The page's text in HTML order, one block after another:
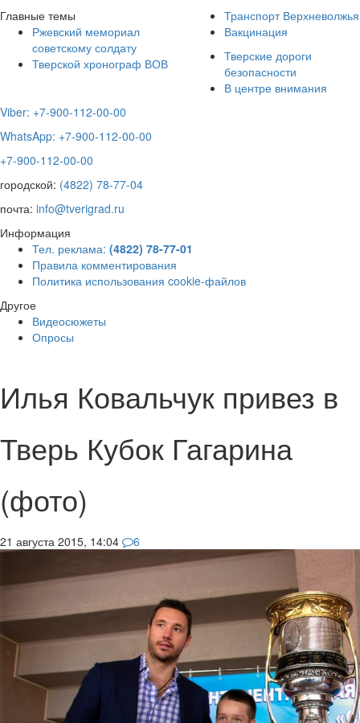
Главные темы
Ржевский мемориал
советскому солдату
Тверской хронограф ВОВ
Транспорт Верхневолжья
Вакцинация
Тверские дороги
безопасности
В центре внимания
Viber: +7-900-112-00-00
WhatsApp: +7-900-112-00-00
+7-900-112-00-00
городской: (4822) 78-77-04
почта: info@tverigrad.ru
Информация
Тел. реклама: (4822) 78-77-01
Правила комментирования
Политика использования cookie-файлов
Другое
Видеосюжеты
Опросы
Илья Ковальчук привез в
Тверь Кубок Гагарина
(фото)
21 августа 2015, 14:04 6